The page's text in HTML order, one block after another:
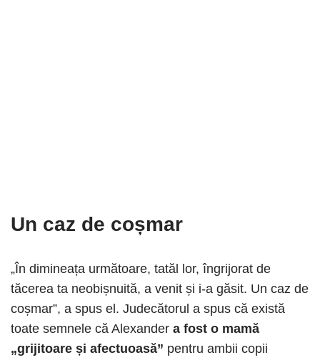
Un caz de coșmar
„În dimineața următoare, tatăl lor, îngrijorat de
tăcerea ta neobișnuită, a venit și i-a găsit. Un caz de
coșmar”, a spus el. Judecătorul a spus că există
toate semnele că Alexander a fost o mamă
„grijitoare și afectuoasă” pentru ambii copii